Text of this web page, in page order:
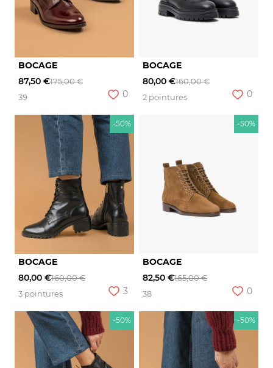
BOCAGE
87,50 €175,00 €
39
0
BOCAGE
80,00 €160,00 €
2 pointures
0
-50%
BOCAGE
80,00 €160,00 €
3 pointures
3
-50%
BOCAGE
82,50 €165,00 €
38
0
-50% -50%